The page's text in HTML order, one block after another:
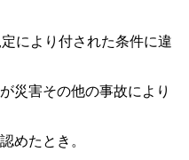
により付された条件に違
災害その他の事故により
めたとき。